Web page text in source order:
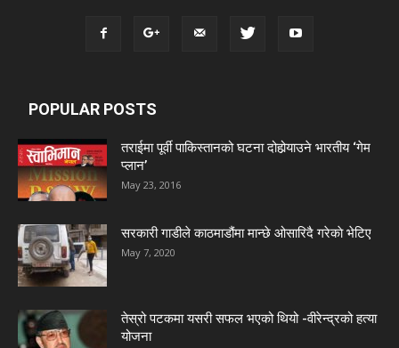
POPULAR POSTS
तराईमा पूर्वी पाकिस्तानको घटना दोहोर्‍याउने भारतीय ‘गेम
प्लान’
May 23, 2016
सरकारी गाडीले काठमाडौंमा मान्छे ओसारिदै गरेकाे भेटिए
May 7, 2020
तेस्रो पटकमा यसरी सफल भएको थियो -वीरेन्द्रको हत्या
योजना